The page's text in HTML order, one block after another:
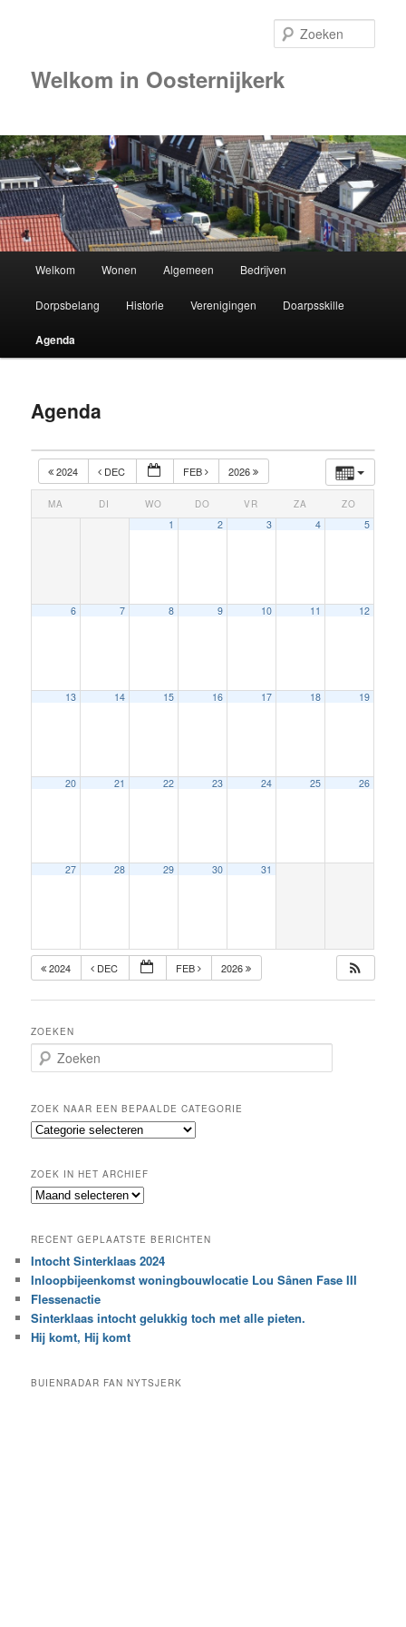
Welkom in Oosternijkerk
Spring
naar
de
inhoud
Welkom Wonen Algemeen Bedrijven
Dorpsbelang Historie Verenigingen Doarpsskille
Agenda
Agenda
2024 DEC FEB 2026
MA DI WO DO VR ZA ZO
1 2 3 4 5
6 7 8 9 10 11 12
13 14 15 16 17 18 19
20 21 22 23 24 25 26
27 28 29 30 31
2024 DEC FEB 2026
ZOEKEN
o
k
e
n
ZOEK NAAR EEN BEPAALDE CATEGORIE
Z
k
n
a
e
e
n
b
e
a
ZOEK IN HET ARCHIEF
Z
k
i
n
h
e
t
c
RECENT GEPLAATSTE BERICHTEN
Intocht Sinterklaas 2024
Inloopbijeenkomst woningbouwlocatie Lou Sânen Fase III
Flessenactie
Sinterklaas intocht gelukkig toch met alle pieten.
Hij komt, Hij komt
BUIENRADAR FAN NYTSJERK